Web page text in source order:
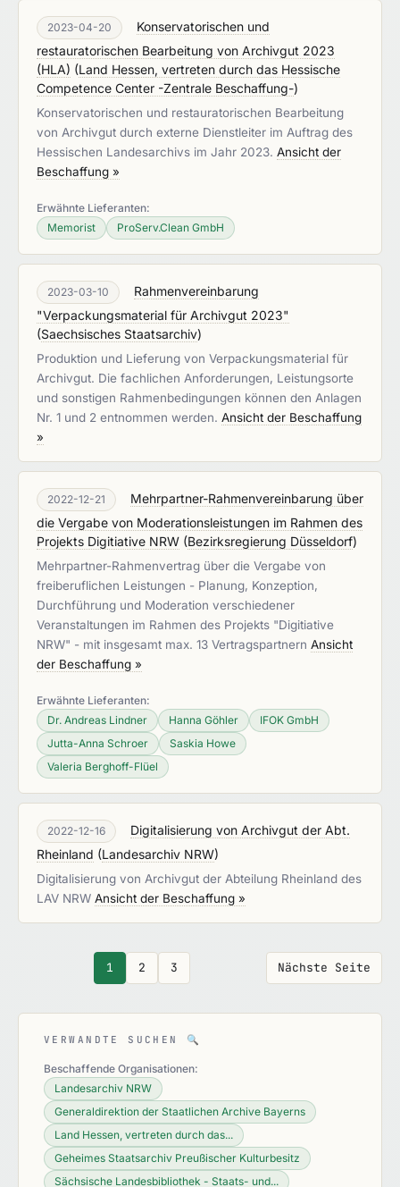
2023-04-20
Konservatorischen und
restauratorischen Bearbeitung von Archivgut 2023
(HLA) (Land Hessen, vertreten durch das Hessische
Competence Center -Zentrale Beschaffung-)
Konservatorischen und restauratorischen Bearbeitung
von Archivgut durch externe Dienstleiter im Auftrag des
Hessischen Landesarchivs im Jahr 2023. Ansicht der
Beschaffung »
Erwähnte Lieferanten:
Memorist
ProServ.Clean GmbH
2023-03-10
Rahmenvereinbarung
"Verpackungsmaterial für Archivgut 2023"
(Saechsisches Staatsarchiv)
Produktion und Lieferung von Verpackungsmaterial für
Archivgut. Die fachlichen Anforderungen, Leistungsorte
und sonstigen Rahmenbedingungen können den Anlagen
Nr. 1 und 2 entnommen werden. Ansicht der Beschaffung
»
2022-12-21
Mehrpartner-Rahmenvereinbarung über
die Vergabe von Moderationsleistungen im Rahmen des
Projekts Digitiative NRW (Bezirksregierung Düsseldorf)
Mehrpartner-Rahmenvertrag über die Vergabe von
freiberuflichen Leistungen - Planung, Konzeption,
Durchführung und Moderation verschiedener
Veranstaltungen im Rahmen des Projekts "Digitiative
NRW" - mit insgesamt max. 13 Vertragspartnern Ansicht
der Beschaffung »
Erwähnte Lieferanten:
Dr. Andreas Lindner
Hanna Göhler
IFOK GmbH
Jutta-Anna Schroer
Saskia Howe
Valeria Berghoff-Flüel
2022-12-16
Digitalisierung von Archivgut der Abt.
Rheinland (Landesarchiv NRW)
Digitalisierung von Archivgut der Abteilung Rheinland des
LAV NRW Ansicht der Beschaffung »
Nächste Seite
1 2 3
VERWANDTE SUCHEN 🔍
Beschaffende Organisationen:
Landesarchiv NRW
Generaldirektion der Staatlichen Archive Bayerns
Land Hessen, vertreten durch das...
Geheimes Staatsarchiv Preußischer Kulturbesitz
Sächsische Landesbibliothek - Staats- und...